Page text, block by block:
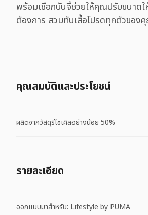
พร้อมเชือกบันจี้ช่วยให้คุณปรับขนาด
ต้องการ สวมทับเสื้อโปรดทุกตัวของ
คุณสมบัติและประโยชน์
ผลิตจากวัสดุรีไซเคิลอย่างน้อย 50%
รายละเอียด
ออกแบบมาสำหรับ: Lifestyle by PUMA